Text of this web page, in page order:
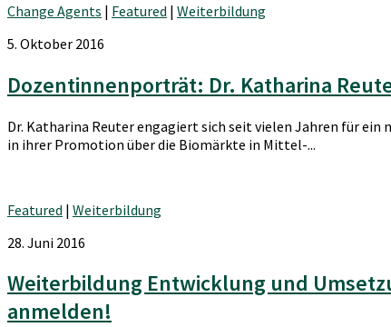
Change Agents | Featured | Weiterbildung
5. Oktober 2016
Dozentinnenporträt: Dr. Katharina
Dr. Katharina Reuter engagiert sich seit vielen Jahren für
in ihrer Promotion über die Biomärkte in Mittel-...
Featured | Weiterbildung
28. Juni 2016
Weiterbildung Entwicklung und
anmelden!